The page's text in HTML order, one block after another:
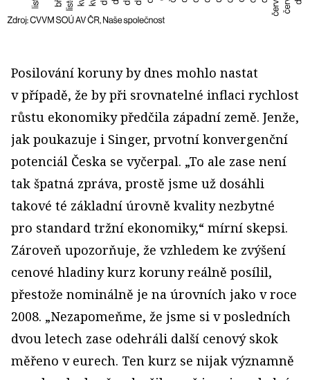
Posilování koruny by dnes mohlo nastat
v případě, že by při srovnatelné inflaci rychlost
růstu ekonomiky předčila západní země. Jenže,
jak poukazuje i Singer, prvotní konvergenční
potenciál Česka se vyčerpal. „To ale zase není
tak špatná zpráva, prostě jsme už dosáhli
takové té základní úrovně kvality nezbytné
pro standard tržní ekonomiky,“ mírní skepsi.
Zároveň upozorňuje, že vzhledem ke zvýšení
cenové hladiny kurz koruny reálně posílil,
přestože nominálně je na úrovních jako v roce
2008. „Nezapomeňme, že jsme si v posledních
dvou letech zase odehráli další cenový skok
měřeno v eurech. Ten kurz se nijak významně